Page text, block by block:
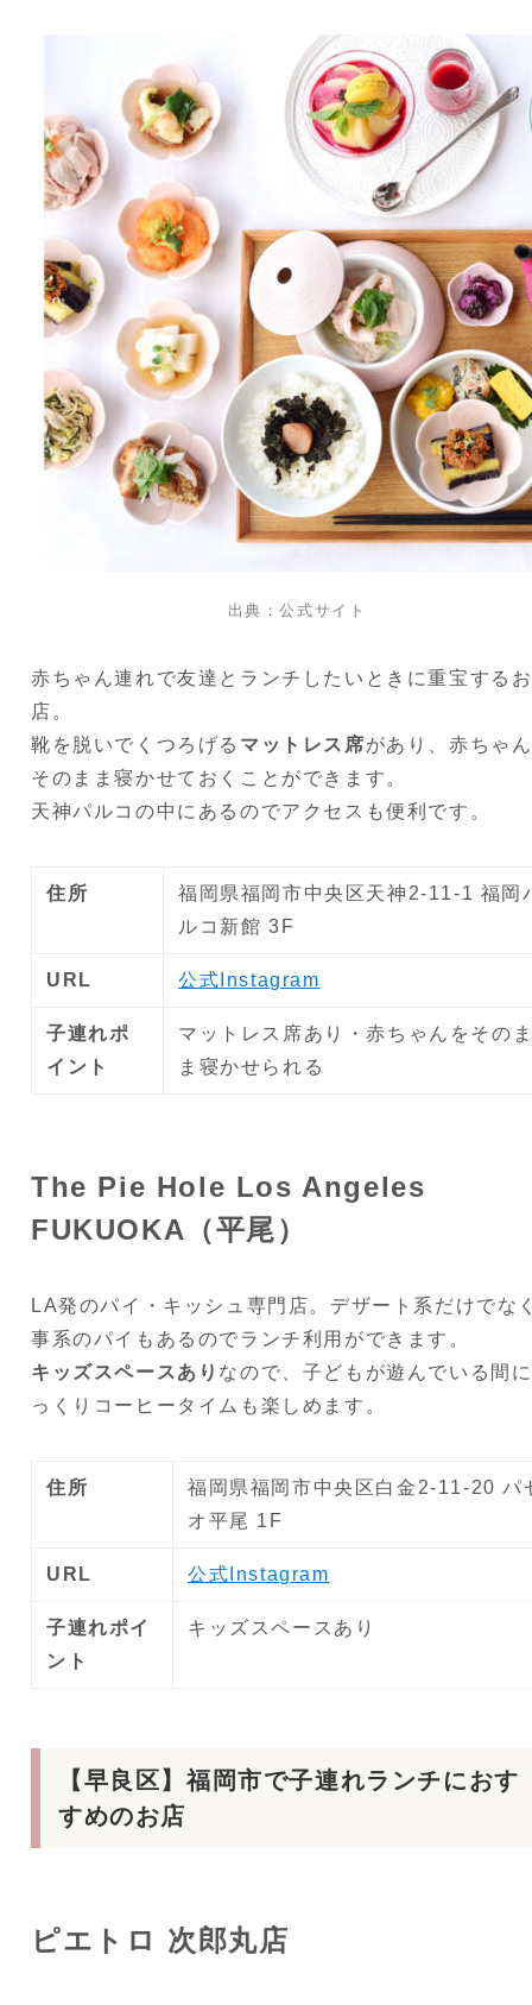
出典：公式サイト
赤ちゃん連れで友達とランチしたいときに重宝するお
店。
靴を脱いでくつろげる マットレス席があり、赤ちゃ
そのまま寝かせておくことができます。
天神パルコの中にあるのでアクセスも便利です。
住所
福岡県福岡市中央区天神2-11-1 福岡
ルコ新館 3F
URL 公式Instagram
子連れポ
イント
マットレス席あり・赤ちゃんをその
ま寝かせられる
The Pie Hole Los Angeles
FUKUOKA（平尾）
LA発のパイ・キッシュ専門店。デザート系だけでな
事系のパイもあるのでランチ利用ができます。
キッズスペースあり なので、子どもが遊んでいる間
っくりコーヒータイムも楽しめます。
住所
福岡県福岡市中央区白金2-11-20 パ
オ平尾 1F
URL 公式Instagram
子連れポイ
ント
キッズスペースあり
【早良区】福岡市で子連れランチにおす
すめのお店
ピエトロ 次郎丸店